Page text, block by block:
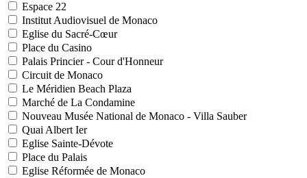
Espace 22
Institut Audiovisuel de Monaco
Eglise du Sacré-Cœur
Place du Casino
Palais Princier - Cour d'Honneur
Circuit de Monaco
Le Méridien Beach Plaza
Marché de La Condamine
Nouveau Musée National de Monaco - Villa Sauber
Quai Albert Ier
Eglise Sainte-Dévote
Place du Palais
Eglise Réformée de Monaco